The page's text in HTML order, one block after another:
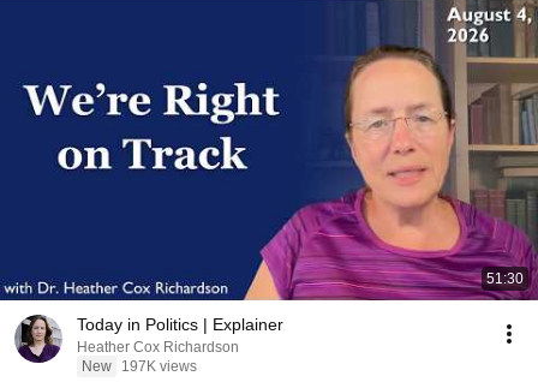
51:30
Today in Politics | Explainer
Heather Cox Richardson
New
197K views